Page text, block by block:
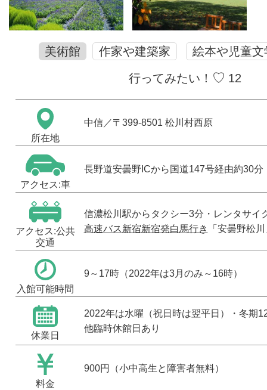
美術館 作家や建築家 絵本や児童文
行ってみたい！ ♡ 12
所在地
中信／〒399-8501 松川村西原
アクセス:車
長野道安曇野ICから国道147号経由約30分
アクセス:公共
交通
信濃松川駅からタクシー3分・レンタサイ
高速バス新宿新宿発白馬行き
「安曇野松
入館可能時間
9～17時（2022年は3月のみ～16時）
休業日
2022年は水曜（祝日時は翌平日）・冬期
他臨時休館日あり
料金
900円（小中高生と障害者無料）